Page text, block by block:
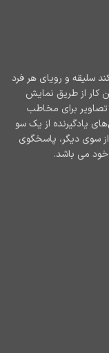
سلیقه و رویای هر فرد
کار از طریق نمایش
برای مخاطب
یادگیرنده از یک سو
سوی دیگر، پاسخگوی
می باشد.